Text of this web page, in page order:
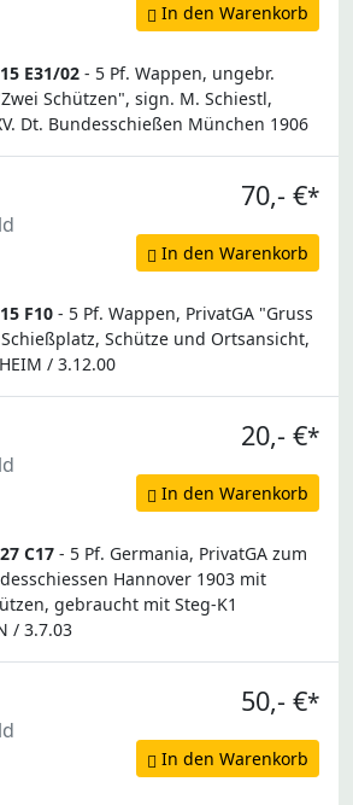
In den Warenkorb
E31/02 - 5 Pf. Wappen, ungebr.
Schützen", sign. M. Schiestl,
Dt. Bundesschießen München 1906
70,- €*
In den Warenkorb
F10 - 5 Pf. Wappen, PrivatGA "Gruss
Schütze und Ortsansicht,
/ 3.12.00
20,- €*
In den Warenkorb
C17 - 5 Pf. Germania, PrivatGA zum
Hannover 1903 mit
gebraucht mit Steg-K1
/ 3.7.03
50,- €*
In den Warenkorb